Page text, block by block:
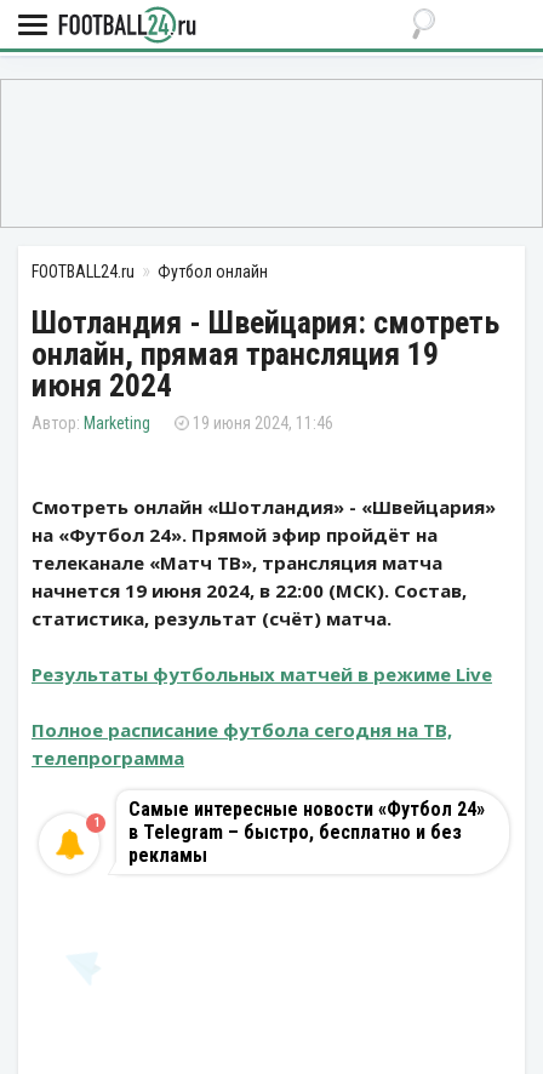
FOOTBALL24.ru Футбол онлайн
Шотландия - Швейцария: смотреть
онлайн, прямая трансляция 19
июня 2024
Marketing 19 июня 2024, 11:46
Смотреть онлайн «Шотландия» - «Швейцария»
на «Футбол 24». Прямой эфир пройдёт на
телеканале «Матч ТВ», трансляция матча
начнется 19 июня 2024, в 22:00 (МСК). Состав,
статистика, результат (счёт) матча.
Результаты футбольных матчей в режиме Live
Полное расписание футбола сегодня на ТВ,
телепрограмма
Самые интересные новости «Футбол 24»
в Telegram – быстро, бесплатно и без
рекламы
1